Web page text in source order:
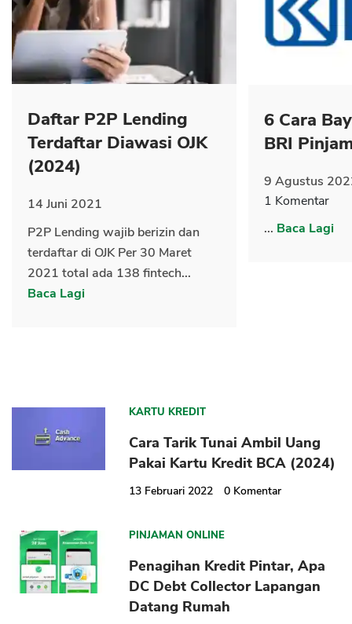
Daftar P2P Lending
Terdaftar Diawasi OJK
(2024)
14 Juni 2021
P2P Lending wajib berizin dan
terdaftar di OJK Per 30 Maret
2021 total ada 138 fintech...
Baca Lagi
6 Cara
BRI
9 Agustus
1 Komentar
... Baca Lagi
KARTU KREDIT
Cara Tarik Tunai Ambil Uang
Pakai Kartu Kredit BCA (2024)
13 Februari 2022 0 Komentar
PINJAMAN ONLINE
Penagihan Kredit Pintar, Apa
DC Debt Collector Lapangan
Datang Rumah
OK